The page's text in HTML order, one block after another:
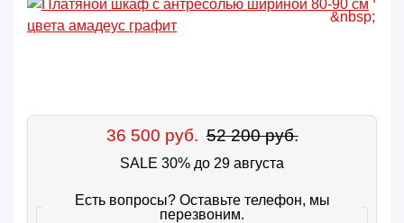
36 500 руб. 52 200 руб.
SALE 30% до 29 августа
Есть вопросы? Оставьте телефон, мы
перезвоним.